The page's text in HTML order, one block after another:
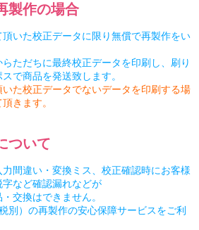
製作の場合
いた校正データに限り無償で再製作をい
ただちに最終校正データを印刷し、刷り
スで商品を発送致します。
た校正データでないデータを印刷する場
きます。
ついて
間違い・変換ミス、校正確認時にお客様
など確認漏れなどが
交換はできません。
別）の再製作の安心保障サービスをご利